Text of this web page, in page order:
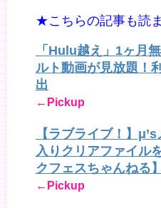
★こちらの記事も読
「Hulu越え」1ヶ月
ルト動画が見放題！
出
←Pickup
【ラブライブ！】
入りクリアファイル
クフェスちゃんねる】
←Pickup